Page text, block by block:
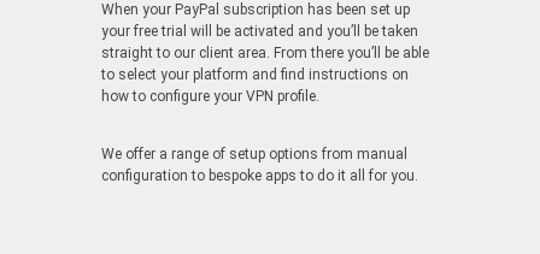
When your PayPal subscription has been set up
your free trial will be activated and you’ll be taken
straight to our client area. From there you’ll be able
to select your platform and find instructions on
how to configure your VPN profile.
We offer a range of setup options from manual
configuration to bespoke apps to do it all for you.